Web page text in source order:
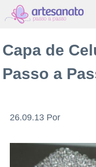
Pular
para
conteúdo
Capa de
Passo a
26.09.13 Por